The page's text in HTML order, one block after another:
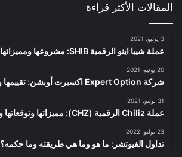
المقالات الأكثر قراءة
3 يوليو، 2021
عملة شيبا اينو الرقمية SHIB: مشروعها ومميزاتها ومستقبلها
20 يونيو، 2021
شركة Expert Option اكسبرت أوبشن: تقييمها ومصداقيتها
31 يوليو، 2021
عملة Chiliz الرقمية (CHZ): مميزاتها وتوقعاتها ومستقبلها
23 يوليو، 2022
تداول الفيوتشر: ما هو وما هي طريقته وما حكمه؟